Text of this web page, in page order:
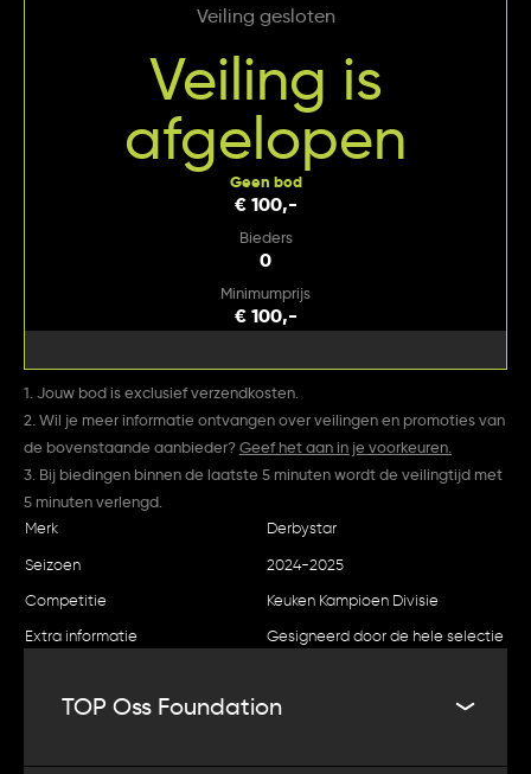
Veiling gesloten
Veiling is
afgelopen
Geen bod
€ 100,-
Bieders
0
Minimumprijs
€ 100,-
1. Jouw bod is exclusief verzendkosten.
2. Wil je meer informatie ontvangen over veilingen en promoties van
de bovenstaande aanbieder?Geef het aan in je voorkeuren.
3. Bij biedingen binnen de laatste 5 minuten wordt de veilingtijd met
5 minuten verlengd.
Merk Derbystar
Seizoen
2024-2025
Competitie
Keuken Kampioen Divisie
Extra informatie
Gesigneerd door de hele selectie
TOP Oss Foundation